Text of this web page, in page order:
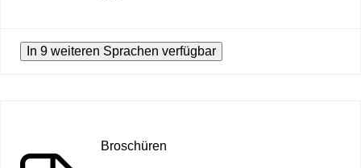
In 9 weiteren Sprachen verfügbar
Broschüren